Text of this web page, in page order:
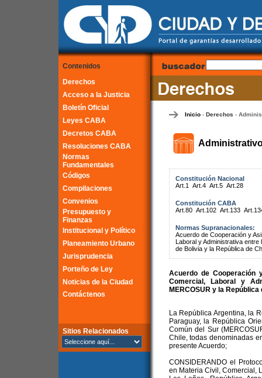
Contenidos
Derechos
Acceso a la Justicia
Boletín Oficial
Leyes CABA
Decretos CABA
Resoluciones CABA
Normas
Fundamentales
Códigos
Compilaciones
Convenios
Presupuesto y
Finanzas
Institucional y Político
Planeamiento Urbano
Jurisprudencia
Porteño de Ley
Noticias de la Ciudad
Contáctenos
Sitios Relacionados
Inicio- Derechos -
Constitución Nacional
Art.1
Art.4 Art.5 Art.28
Constitución CABA
Art.80 Art.102 Art.133
Normas Supranacionales:
Acuerdo de Cooperación y
Laboral y Administrativa
de Bolivia y la República de
Acuerdo de Cooperación
Comercial, Laboral y
MERCOSUR y la
La República Argentina, la
Paraguay, la República
Común del Sur
Chile, todas denominadas
presente Acuerdo;
CONSIDERANDO el
en Materia Civil, Comercial,